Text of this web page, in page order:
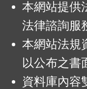
本網站提供
法律諮詢服
本網站法規
以公布之書
資料庫內容